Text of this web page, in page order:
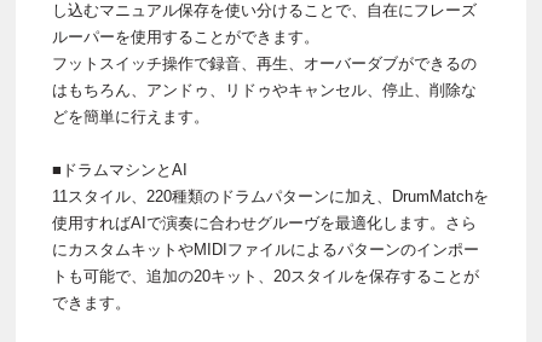
し込むマニュアル保存を使い分けることで、自在にフレーズ
ルーパーを使用することができます。
フットスイッチ操作で録音、再生、オーバーダブができるの
はもちろん、アンドゥ、リドゥやキャンセル、停止、削除な
どを簡単に行えます。
■ドラムマシンとAI
11スタイル、220種類のドラムパターンに加え、DrumMatchを
使用すればAIで演奏に合わせグルーヴを最適化します。さら
にカスタムキットやMIDIファイルによるパターンのインポー
トも可能で、追加の20キット、20スタイルを保存することが
できます。